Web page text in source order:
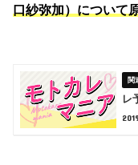
口紗弥加）について
レ